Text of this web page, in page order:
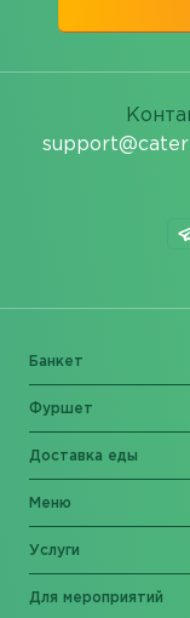
Банкет
Фуршет
Доставка еды
Меню
Услуги
Для мероприятий